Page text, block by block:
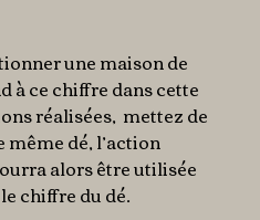
une maison de
à ce chiffre dans cette
réalisées, mettez de
même dé, l’action
alors être utilisée
chiffre du dé.